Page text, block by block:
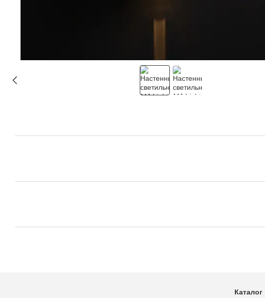
Каталог